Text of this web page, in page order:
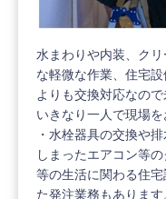
水まわりや内装、ク
な軽微な作業、住宅
よりも交換対応なの
いきなり一人で現場
・水栓器具の交換や
しまったエアコン等
等の生活に関わる住
た発注業務もありま